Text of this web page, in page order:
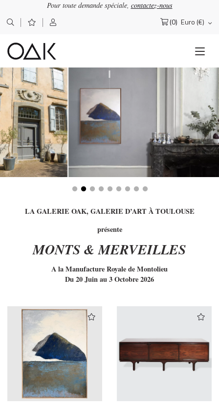
Pour toute demande spéciale, contactez-nous
(0) Euro (€)
Rechercher :
LA GALERIE OAK, GALERIE D’ART À TOULOUSE
présente
MONTS & MERVEILLES
A la Manufacture Royale de Montolieu
Du 20 Juin au 3 Octobre 2026